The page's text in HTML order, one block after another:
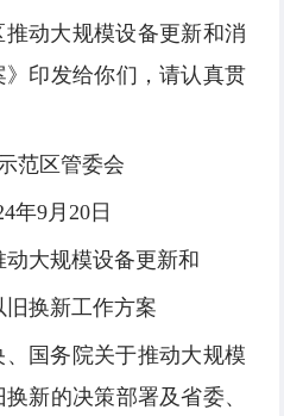
动大规模设备更新和消
印发给你们，请认真贯
范区管委会
年9月20日
大规模设备更新和
旧换新工作方案
国务院关于推动大规模
新的决策部署及省委、